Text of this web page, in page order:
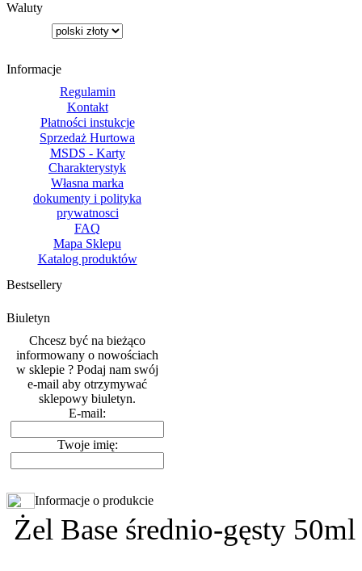
Waluty
Informacje
Regulamin
Kontakt
Płatności instukcje
Sprzedaż Hurtowa
MSDS - Karty
Charakterystyk
Własna marka
dokumenty i polityka
prywatnosci
FAQ
Mapa Sklepu
Katalog produktów
Bestsellery
Biuletyn
Chcesz być na bieżąco
informowany o nowościach
w sklepie ? Podaj nam swój
e-mail aby otrzymywać
sklepowy biuletyn.
E-mail:
Twoje imię:
Informacje o produkcie
Żel Base średnio-gęsty